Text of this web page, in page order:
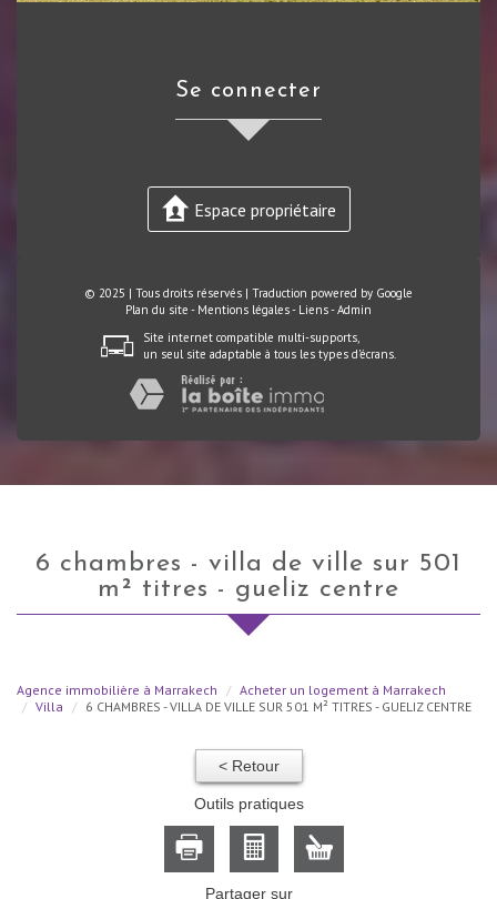
se connecter
Espace propriétaire
© 2025 | Tous droits réservés | Traduction powered by Google
Plan du site - Mentions légales- Liens-Admin
Site internet compatible multi-supports,
un seul site adaptable à tous les types d'écrans.
6 chambres - villa de ville sur 501
m² titres - gueliz centre
Agence immobilière à Marrakech
Acheter un logement à Marrakech
Villa
6 CHAMBRES - VILLA DE VILLE SUR 501 M² TITRES - GUELIZ CENTRE
< Retour
Outils pratiques
Partager sur